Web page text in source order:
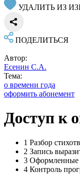
УДАЛИТЬ ИЗ
ПОДЕЛИТЬСЯ
Автор:
Есенин С.А.
Тема:
о времени года
оформить абонемент
Доступ к
1 Разбор
2 Запись
3 Оформленные
4 Контроль